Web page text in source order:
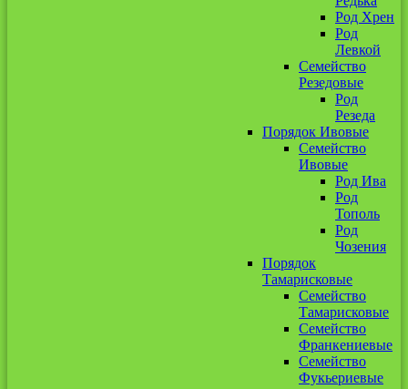
Род Хрен
Род
Левкой
Семейство
Резедовые
Род
Резеда
Порядок Ивовые
Семейство
Ивовые
Род Ива
Род
Тополь
Род
Чозения
Порядок
Тамарисковые
Семейство
Тамарисковые
Семейство
Франкениевые
Семейство
Фукьериевые